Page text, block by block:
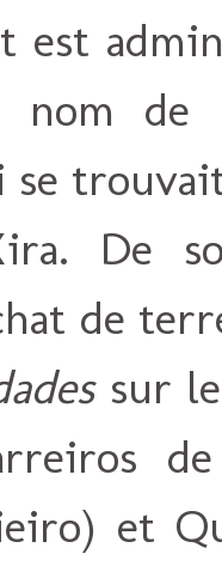
est
nom
De
de
sur
et